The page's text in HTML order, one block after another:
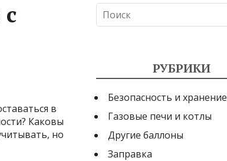
в
Каковы
но
РУБРИКИ
Безопасность и хранение
Газовые печи и котлы
Другие баллоны
Заправка